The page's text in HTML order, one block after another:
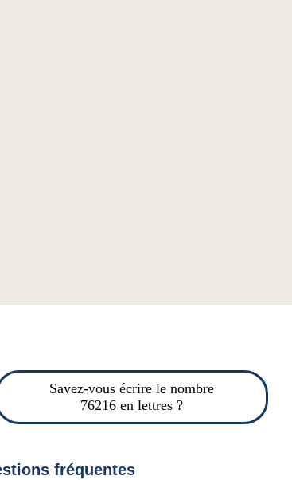
Savez-vous écrire le nombre
76216 en lettres ?
fréquentes